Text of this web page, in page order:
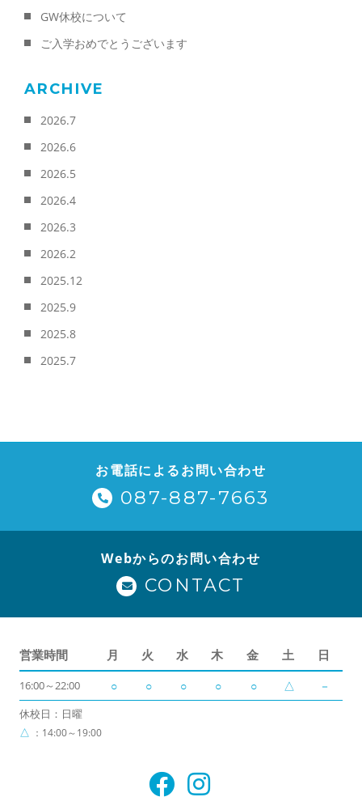
GW休校について
ご入学おめでとうございます
ARCHIVE
2026.7
2026.6
2026.5
2026.4
2026.3
2026.2
2025.12
2025.9
2025.8
2025.7
お電話によるお問い合わせ
087-887-7663
Webからのお問い合わせ
CONTACT
営業時間 月 火 水 木 金 土 日
16:00～22:00 ○ ○ ○ ○ ○ △ －
休校日：日曜
△ ：14:00～19:00